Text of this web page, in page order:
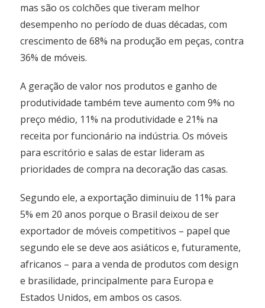
mas são os colchões que tiveram melhor
desempenho no período de duas décadas, com
crescimento de 68% na produção em peças, contra
36% de móveis.
A geração de valor nos produtos e ganho de
produtividade também teve aumento com 9% no
preço médio, 11% na produtividade e 21% na
receita por funcionário na indústria. Os móveis
para escritório e salas de estar lideram as
prioridades de compra na decoração das casas.
Segundo ele, a exportação diminuiu de 11% para
5% em 20 anos porque o Brasil deixou de ser
exportador de móveis competitivos – papel que
segundo ele se deve aos asiáticos e, futuramente,
africanos – para a venda de produtos com design
e brasilidade, principalmente para Europa e
Estados Unidos, em ambos os casos.